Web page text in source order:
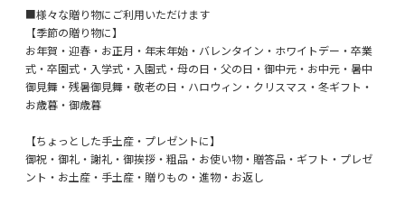
■様々な贈り物にご利用いただけます
【季節の贈り物に】
お年賀・迎春・お正月・年末年始・バレンタイン・ホワイトデー・卒業
式・卒園式・入学式・入園式・母の日・父の日・御中元・お中元・暑中
御見舞・残暑御見舞・敬老の日・ハロウィン・クリスマス・冬ギフト・
お歳暮・御歳暮
【ちょっとした手土産・プレゼントに】
御祝・御礼・謝礼・御挨拶・粗品・お使い物・贈答品・ギフト・プレゼ
ント・お土産・手土産・贈りもの・進物・お返し